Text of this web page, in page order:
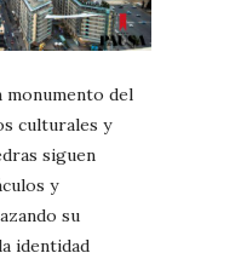
monumento del
culturales y
siguen
y
su
identidad